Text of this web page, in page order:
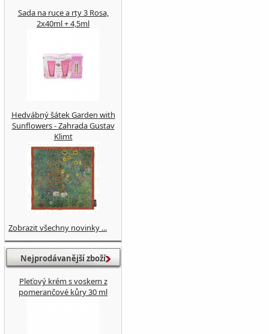
Sada na ruce a rty 3 Rosa,
2x40ml + 4,5ml
Hedvábný šátek Garden with
Sunflowers - Zahrada Gustav
Klimt
Zobrazit všechny novinky ...
Nejprodávanější zboží
Pleťový krém s voskem z
pomerančové kůry 30 ml